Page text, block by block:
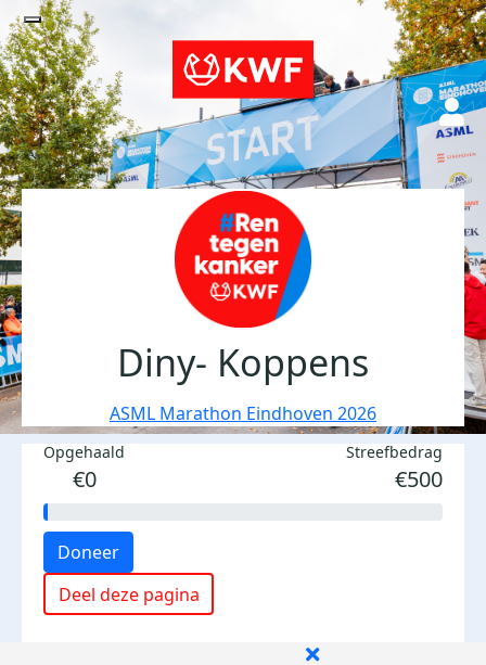
Diny- Koppens
ASML Marathon Eindhoven 2026
Opgehaald
€0
Streefbedrag
€500
Doneer
Deel deze pagina